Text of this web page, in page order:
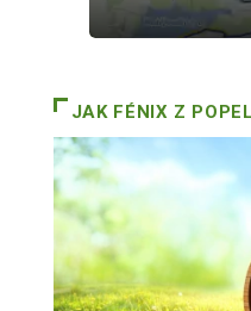
JAK FÉNIX Z